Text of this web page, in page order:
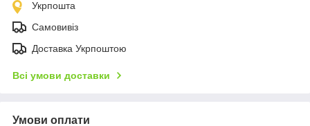
Укрпошта
Самовивіз
Доставка Укрпоштою
Всі умови доставки
Умови оплати